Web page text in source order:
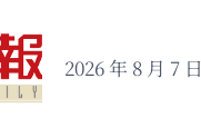
2026 年 8 月 7 日